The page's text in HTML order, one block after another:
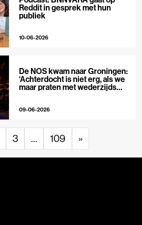
Reddit in gesprek met hun
publiek
10-06-2026
De NOS kwam naar Groningen:
‘Achterdocht is niet erg, als we
maar praten met wederzijds
09-06-2026
3 … 109 »